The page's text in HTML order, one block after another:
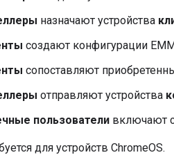
назначают устройства
создают конфигурации
сопоставляют
отправляют устройства
пользователи включают
для устройств ChromeOS.